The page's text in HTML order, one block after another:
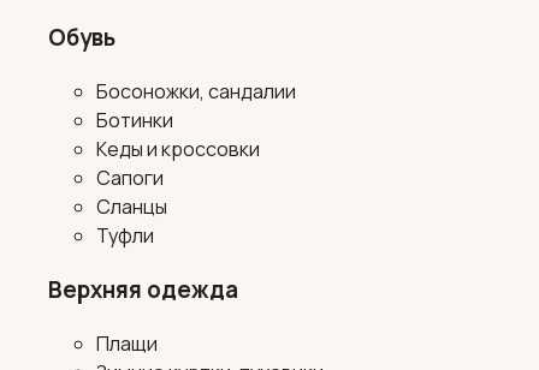
Обувь
Босоножки, сандалии
Ботинки
Кеды и кроссовки
Сапоги
Сланцы
Туфли
Верхняя одежда
Плащи